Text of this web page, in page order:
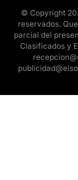
© Copyright
reservados.
parcial del
Clasificados y